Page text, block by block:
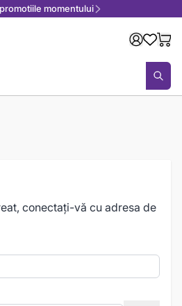
momentului
conectați-vă cu adresa de